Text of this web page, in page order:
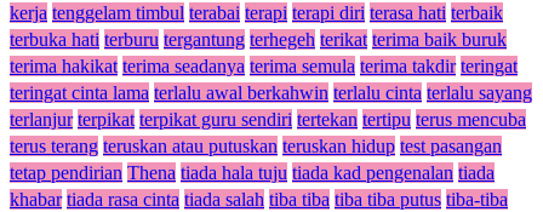
kerja tenggelam timbul terabai terapi terapi diri terasa hati terbaik
terbuka hati terburu tergantung terhegeh terikat terima baik buruk
terima hakikat terima seadanya terima semula terima takdir teringat
teringat cinta lama terlalu awal berkahwin terlalu cinta terlalu sayang
terlanjur terpikat terpikat guru sendiri tertekan tertipu terus mencuba
terus terang teruskan atau putuskan teruskan hidup test pasangan
tetap pendirian Thena tiada hala tuju tiada kad pengenalan tiada
khabar tiada rasa cinta tiada salah tiba tiba tiba tiba putus tiba-tiba